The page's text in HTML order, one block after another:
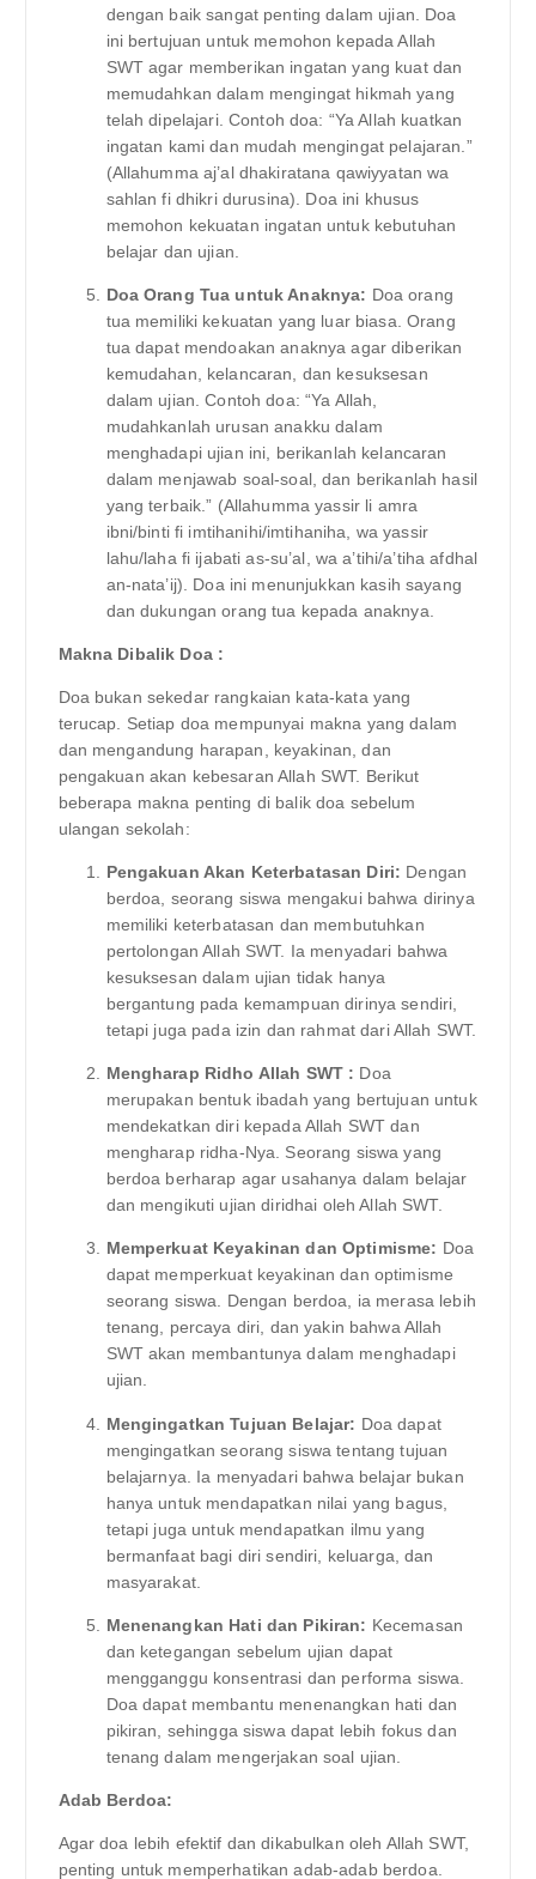
dengan baik sangat penting dalam ujian. Doa
ini bertujuan untuk memohon kepada Allah
SWT agar memberikan ingatan yang kuat dan
memudahkan dalam mengingat hikmah yang
telah dipelajari. Contoh doa: “Ya Allah kuatkan
ingatan kami dan mudah mengingat pelajaran.”
(Allahumma aj’al dhakiratana qawiyyatan wa
sahlan fi dhikri durusina). Doa ini khusus
memohon kekuatan ingatan untuk kebutuhan
belajar dan ujian.
Doa Orang Tua untuk Anaknya: Doa orang
tua memiliki kekuatan yang luar biasa. Orang
tua dapat mendoakan anaknya agar diberikan
kemudahan, kelancaran, dan kesuksesan
dalam ujian. Contoh doa: “Ya Allah,
mudahkanlah urusan anakku dalam
menghadapi ujian ini, berikanlah kelancaran
dalam menjawab soal-soal, dan berikanlah hasil
yang terbaik.” (Allahumma yassir li amra
ibni/binti fi imtihanihi/imtihaniha, wa yassir
lahu/laha fi ijabati as-su’al, wa a’tihi/a’tiha afdhal
an-nata’ij). Doa ini menunjukkan kasih sayang
dan dukungan orang tua kepada anaknya.
Makna Dibalik Doa :
Doa bukan sekedar rangkaian kata-kata yang
terucap. Setiap doa mempunyai makna yang dalam
dan mengandung harapan, keyakinan, dan
pengakuan akan kebesaran Allah SWT. Berikut
beberapa makna penting di balik doa sebelum
ulangan sekolah:
Pengakuan Akan Keterbatasan Diri: Dengan
berdoa, seorang siswa mengakui bahwa dirinya
memiliki keterbatasan dan membutuhkan
pertolongan Allah SWT. Ia menyadari bahwa
kesuksesan dalam ujian tidak hanya
bergantung pada kemampuan dirinya sendiri,
tetapi juga pada izin dan rahmat dari Allah SWT.
Mengharap Ridho Allah SWT : Doa
merupakan bentuk ibadah yang bertujuan untuk
mendekatkan diri kepada Allah SWT dan
mengharap ridha-Nya. Seorang siswa yang
berdoa berharap agar usahanya dalam belajar
dan mengikuti ujian diridhai oleh Allah SWT.
Memperkuat Keyakinan dan Optimisme: Doa
dapat memperkuat keyakinan dan optimisme
seorang siswa. Dengan berdoa, ia merasa lebih
tenang, percaya diri, dan yakin bahwa Allah
SWT akan membantunya dalam menghadapi
ujian.
Mengingatkan Tujuan Belajar: Doa dapat
mengingatkan seorang siswa tentang tujuan
belajarnya. Ia menyadari bahwa belajar bukan
hanya untuk mendapatkan nilai yang bagus,
tetapi juga untuk mendapatkan ilmu yang
bermanfaat bagi diri sendiri, keluarga, dan
masyarakat.
Menenangkan Hati dan Pikiran: Kecemasan
dan ketegangan sebelum ujian dapat
mengganggu konsentrasi dan performa siswa.
Doa dapat membantu menenangkan hati dan
pikiran, sehingga siswa dapat lebih fokus dan
tenang dalam mengerjakan soal ujian.
Adab Berdoa:
Agar doa lebih efektif dan dikabulkan oleh Allah SWT,
penting untuk memperhatikan adab-adab berdoa.